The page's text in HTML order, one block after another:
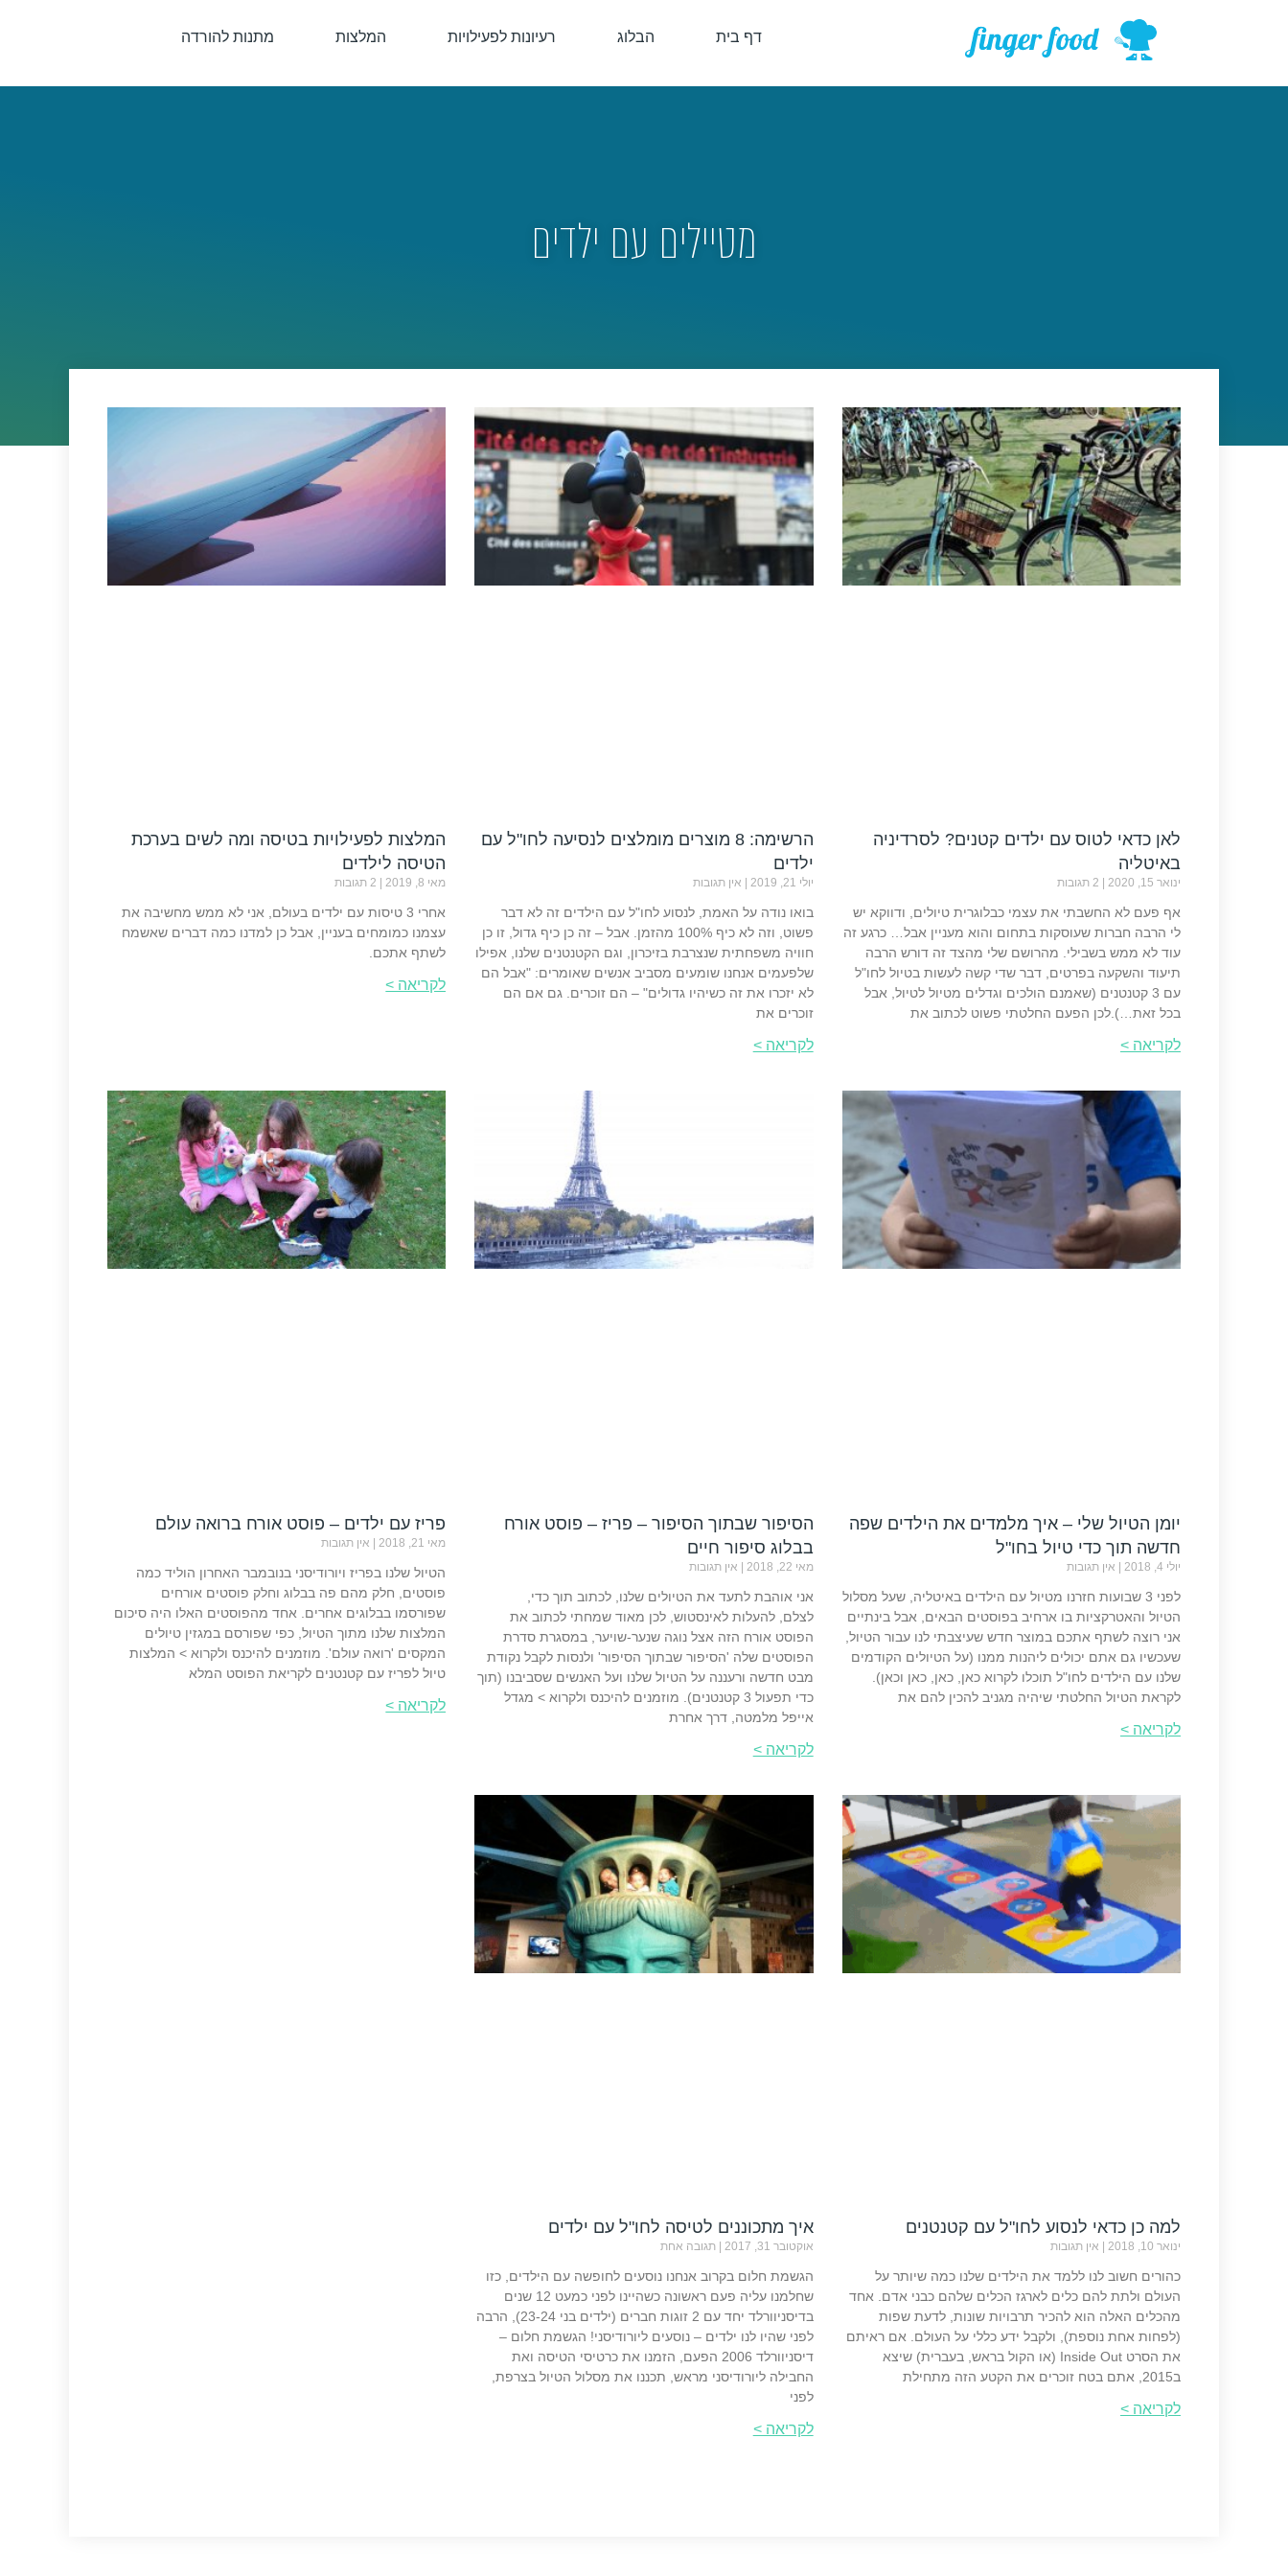
דף בית הבלוג רעיונות לפעילויות המלצות מתנות להורדה
מטיילים עם ילדים
לאן כדאי לטוס עם ילדים קטנים? לסרדיניה
באיטליה
ינואר 15, 2020
אף פעם לא החשבתי את עצמי כבלוגרית טיולים, ודווקא יש
לי הרבה חברות שעוסקות בתחום והוא מעניין אבל… כרגע זה
עוד לא ממש בשבילי. מהרושם שלי מהצד זה דורש הרבה
תיעוד והשקעה בפרטים, דבר שדי קשה לעשות בטיול לחו"ל
עם 3 קטנטנים (שאמנם הולכים וגדלים מטיול לטיול, אבל
בכל זאת…).לכן הפעם החלטתי פשוט לכתוב את
לקריאה >
הרשימה: 8 מוצרים מומלצים לנסיעה לחו"ל עם
ילדים
יולי 21, 2019 אין תגובות
בואו נודה על האמת, לנסוע לחו"ל עם הילדים זה לא דבר
פשוט, וזה לא כיף 100% מהזמן. אבל – זה כן כיף גדול, זו כן
חוויה משפחתית שנצרבת בזיכרון, וגם הקטנטנים שלנו, אפילו
שלפעמים אנחנו שומעים מסביב אנשים שאומרים: "אבל הם
לא יזכרו את זה כשיהיו גדולים" – הם זוכרים. גם אם הם
זוכרים את
לקריאה >
המלצות לפעילויות בטיסה ומה לשים בערכת
הטיסה לילדים
מאי 8, 2019
אחרי 3 טיסות עם ילדים בעולם, אני לא ממש מחשיבה את
עצמנו כמומחים בעניין, אבל כן למדנו כמה דברים שאשמח
לשתף אתכם.
לקריאה >
יומן הטיול שלי – איך מלמדים את הילדים שפה
חדשה תוך כדי טיול בחו"ל
יולי 4, 2018 אין תגובות
לפני 3 שבועות חזרנו מטיול עם הילדים באיטליה, שעל מסלול
הטיול והאטרקציות בו ארחיב בפוסטים הבאים, אבל בינתיים
אני רוצה לשתף אתכם במוצר חדש שעיצבתי לנו עבור הטיול,
שעכשיו גם אתם יכולים ליהנות ממנו (על הטיולים הקודמים
שלנו עם הילדים לחו"ל תוכלו לקרוא כאן, כאן, כאן וכאן).
לקראת הטיול החלטתי שיהיה מגניב להכין להם את
לקריאה >
הסיפור שבתוך הסיפור – פריז – פוסט אורח
בבלוג סיפור חיים
מאי 22, 2018 אין תגובות
אני אוהבת לתעד את הטיולים שלנו, לכתוב תוך כדי,
לצלם, להעלות לאינסטוש, לכן מאוד שמחתי לכתוב את
הפוסט אורח הזה אצל נוגה שנער-שויער, במסגרת סדרת
הפוסטים שלה 'הסיפור שבתוך הסיפור' ולנסות לקבל נקודת
מבט חדשה ורעננה על הטיול שלנו ועל האנשים שסביבנו (תוך
כדי תפעול 3 קטנטנים). מוזמנים להיכנס ולקרוא > מגדל
אייפל מלמטה, דרך אחרת
לקריאה >
פריז עם ילדים – פוסט אורח ברואה עולם
מאי 21, 2018 אין תגובות
הטיול שלנו בפריז ויורודיסני בנובמבר האחרון הוליד כמה
פוסטים, חלק מהם פה בבלוג וחלק פוסטים אורחים
שפורסמו בבלוגים אחרים. אחד מהפוסטים האלו היה סיכום
המלצות שלנו מתוך הטיול, כפי שפורסם במגזין טיולים
המקסים 'רואה עולם'. מוזמנים להיכנס ולקרוא > המלצות
טיול לפריז עם קטנטנים לקריאת הפוסט המלא
לקריאה >
למה כן כדאי לנסוע לחו"ל עם קטנטנים
ינואר 10, 2018 אין תגובות
כהורים חשוב לנו ללמד את הילדים שלנו כמה שיותר על
העולם ולתת להם כלים לארגז הכלים שלהם כבני אדם. אחד
מהכלים האלה הוא להכיר תרבויות שונות, לדעת שפות
(לפחות אחת נוספת), ולקבל ידע כללי על העולם. אם ראיתם
את הסרט Inside Out (או הקול בראש, בעברית) שיצא
ב2015, אתם בטח זוכרים את הקטע הזה מתחילת
לקריאה >
איך מתכוננים לטיסה לחו"ל עם ילדים
אוקטובר 31, 2017 תגובה אחת
הגשמת חלום בקרוב אנחנו נוסעים לחופשה עם הילדים, כזו
שחלמנו עליה פעם ראשונה כשהיינו לפני כמעט 12 שנים
בדיסניוורלד יחד עם 2 זוגות חברים (ילדים בני 23-24), הרבה
לפני שהיו לנו ילדים – נוסעים ליורודיסני! הגשמת חלום –
דיסניוורלד 2006 הפעם, הזמנו את כרטיסי הטיסה ואת
החבילה ליורודיסני מראש, תכננו את מסלול הטיול בצרפת,
לפני
לקריאה >